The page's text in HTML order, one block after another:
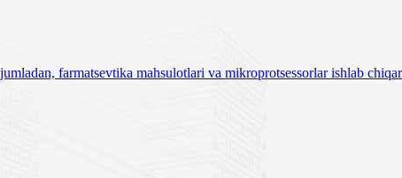
farmatsevtika mahsulotlari va mikroprotsessorlar ishlab